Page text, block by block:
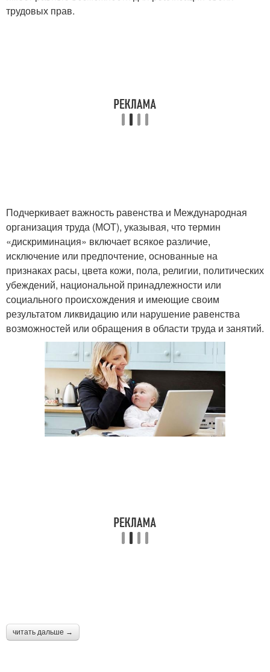
трудовых прав.
Подчеркивает важность равенства и Международная
организация труда (МОТ), указывая, что термин
«дискриминация» включает всякое различие,
исключение или предпочтение, основанные на
признаках расы, цвета кожи, пола, религии, политических
убеждений, национальной принадлежности или
социального происхождения и имеющие своим
результатом ликвидацию или нарушение равенства
возможностей или обращения в области труда и занятий.
читать дальше →